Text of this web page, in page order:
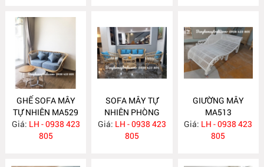
GHẾ SOFA MÂY
TỰ NHIÊN MA529
Giá: LH - 0938 423
805
SOFA MÂY TỰ
NHIÊN PHÒNG
KHÁCH KIỂU HIỆN
ĐẠI MA523
Giá: LH - 0938 423
805
GIƯỜNG MÂY
MA513
Giá: LH - 0938 423
805